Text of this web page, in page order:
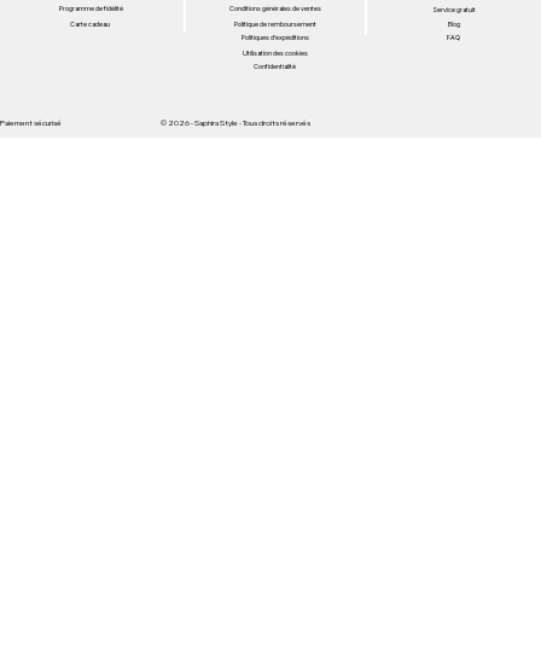
Programme de fidélité
Carte cadeau
Conditions générales de ventes
Politique de remboursement
Service gratuit
Politiques d'expéditions
Blog
Confidentialité
Utilisation des cookies
FAQ
Paiement sécurisé © 2026 - Saphira Style - Tous droits réservés